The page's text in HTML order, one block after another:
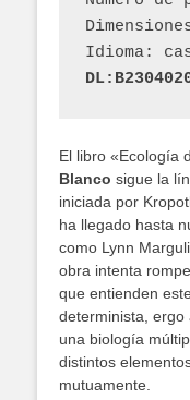
Idioma:
El libro «Ecología
Blanco sigue la
iniciada por
ha llegado hasta
como Lynn
obra intenta
que entienden
determinista, ergo
una biología
distintos
mutuamente.